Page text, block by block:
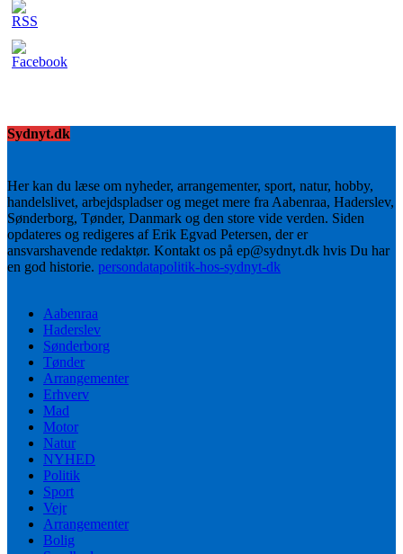
Sydnyt.dk
Her kan du læse om nyheder, arrangementer, sport, natur, hobby,
handelslivet, arbejdspladser og meget mere fra Aabenraa, Haderslev,
Sønderborg, Tønder, Danmark og den store vide verden. Siden
opdateres og redigeres af Erik Egvad Petersen, der er
ansvarshavende redaktør. Kontakt os på ep@sydnyt.dk hvis Du har
en god historie. persondatapolitik-hos-sydnyt-dk
Aabenraa
Haderslev
Sønderborg
Tønder
Arrangementer
Erhverv
Mad
Motor
Natur
NYHED
Politik
Sport
Vejr
Arrangementer
Bolig